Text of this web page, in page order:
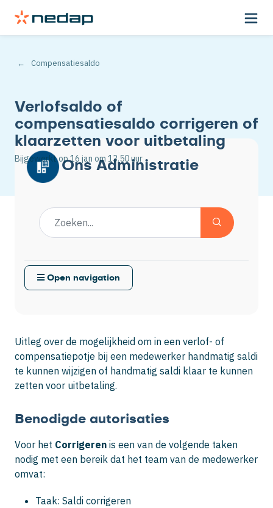
Compensatiesaldo
Verlofsaldo of
compensatiesaldo corrigeren of
klaarzetten voor uitbetaling
Bijgewerkt op16 jan om 13.50 uur
Uitleg over de mogelijkheid om in een verlof- of
compensatiepotje bij een medewerker handmatig saldi
te kunnen wijzigen of handmatig saldi klaar te kunnen
zetten voor uitbetaling.
Benodigde autorisaties
Voor het Corrigeren is een van de volgende taken
nodig met een bereik dat het team van de medewerker
omvat:
Taak: Saldi corrigeren
Ons Administratie
Open navigation